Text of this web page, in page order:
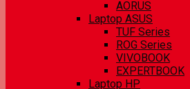
AORUS
Laptop ASUS
TUF Series
ROG Series
VIVOBOOK
EXPERTBOOK
Laptop HP